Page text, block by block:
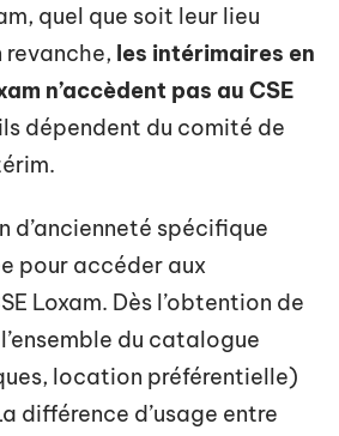
quel que soit leur lieu
revanche, les intérimaires en
n’accèdent pas au CSE
dépendent du comité de
d’ancienneté spécifique
pour accéder aux
Loxam. Dès l’obtention de
du catalogue
location préférentielle)
différence d’usage entre